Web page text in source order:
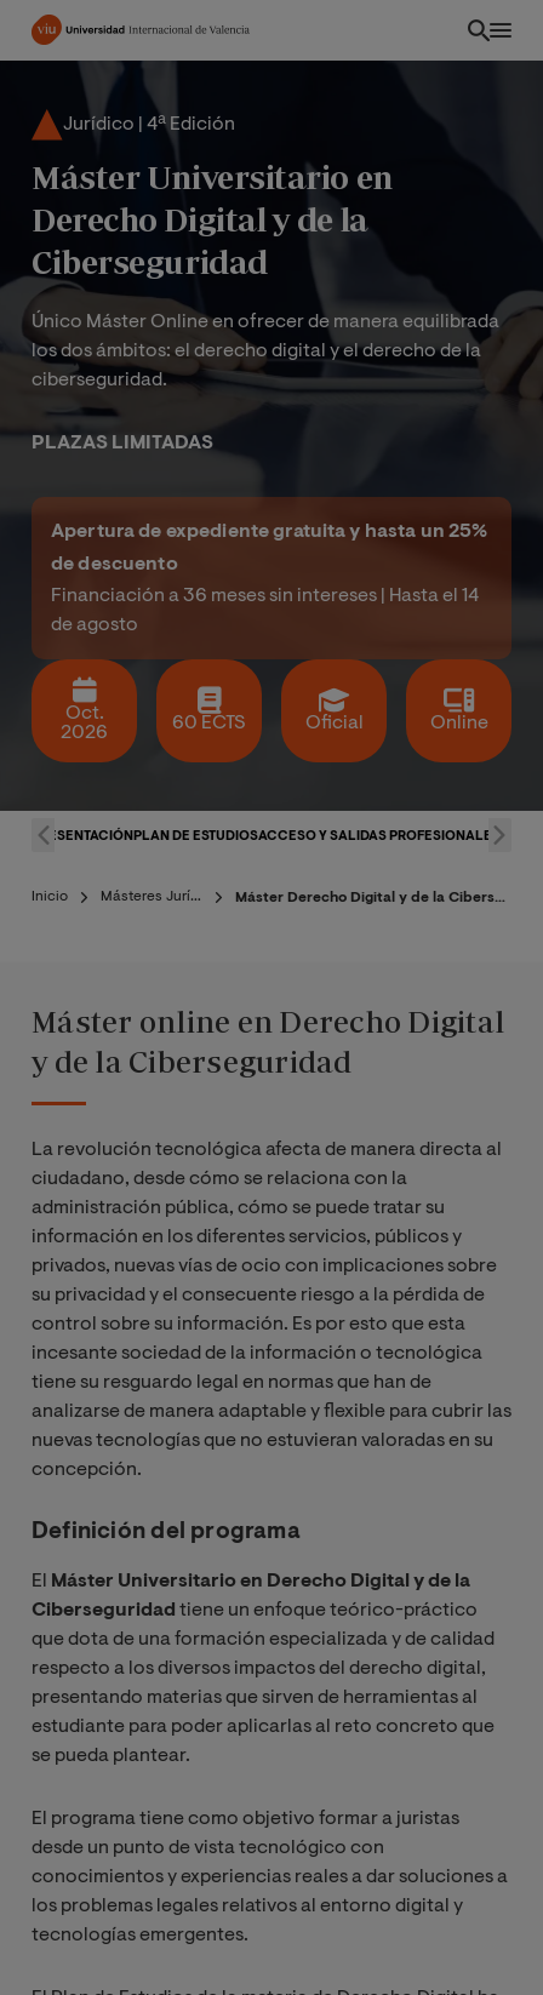
Pasar
ES
Jurídico | 4ª Edición
Máster Universitario en
Derecho Digital y de la
Ciberseguridad
Único Máster Online en ofrecer de manera equilibrada
los dos ámbitos: el derecho digital y el derecho de la
ciberseguridad.
PLAZAS LIMITADAS
Oct.
2026
60 ECTS Oficial Online
Apertura de expediente gratuita y hasta un 25%
de descuento
Financiación a 36 meses sin intereses | Hasta el 14
de agosto
PRESENTACIÓN PLAN DE ESTUDIOSACCESO Y SALIDAS PROFESIONALES
Inicio Másteres Jurídico Máster Derecho Digital y de la Ciberseguridad
Máster online en Derecho Digital
y de la Ciberseguridad
La revolución tecnológica afecta de manera directa al
ciudadano, desde cómo se relaciona con la
administración pública, cómo se puede tratar su
información en los diferentes servicios, públicos y
privados, nuevas vías de ocio con implicaciones sobre
su privacidad y el consecuente riesgo a la pérdida de
control sobre su información. Es por esto que esta
incesante sociedad de la información o tecnológica
tiene su resguardo legal en normas que han de
analizarse de manera adaptable y flexible para cubrir las
nuevas tecnologías que no estuvieran valoradas en su
concepción.
Definición del programa
El
Máster Universitario en Derecho Digital y de la
Ciberseguridad tiene un enfoque teórico-práctico
que dota de una formación especializada y de calidad
respecto a los diversos impactos del derecho digital,
presentando materias que sirven de herramientas al
estudiante para poder aplicarlas al reto concreto que
se pueda plantear.
El programa tiene como objetivo formar a juristas
desde un punto de vista tecnológico con
conocimientos y experiencias reales a dar soluciones a
los problemas legales relativos al entorno digital y
tecnologías emergentes.